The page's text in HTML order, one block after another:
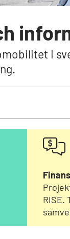
i
RISE.